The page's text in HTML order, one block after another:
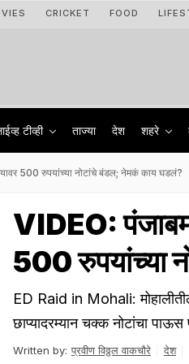
CRICKET FOOD
टीव्ही ताज्या देश शहरे
500 रुपयांच्या नोटांचे बंडल; नेमकं काय घडलं?
VIDEO:
500 रुपयांच्या
ED Raid in Mohali:
छाप्यादरम्यान चक्क नोटांचा
Written by: प्रवीण विठ्ठल वाकचौरे देश